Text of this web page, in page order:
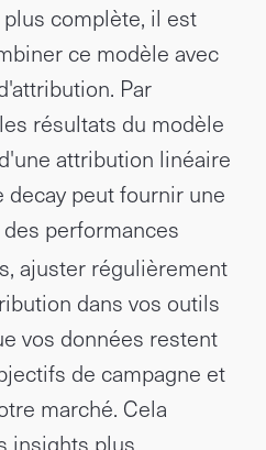
complète, il est
ce modèle avec
Par
résultats du modèle
attribution linéaire
peut fournir une
performances
ajuster régulièrement
dans vos outils
vos données restent
de campagne et
marché. Cela
insights plus